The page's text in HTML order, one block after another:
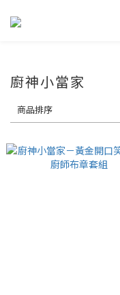
廚神小當家
商品排序